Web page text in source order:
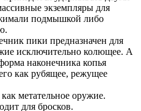
экземпляры для
подмышкой либо
пики предназначен для
исключительно колющее. А
наконечника копья
как рубящее, режущее
метательное оружие.
для бросков.